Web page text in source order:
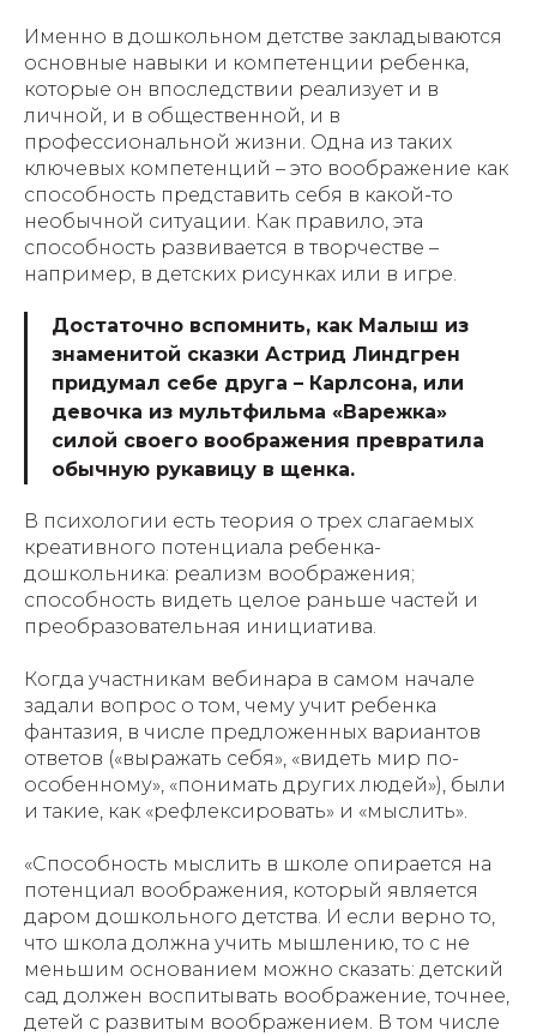
Именно в дошкольном детстве закладываются
основные навыки и компетенции ребенка,
которые он впоследствии реализует и в
личной, и в общественной, и в
профессиональной жизни. Одна из таких
ключевых компетенций – это воображение как
способность представить себя в какой-то
необычной ситуации. Как правило, эта
способность развивается в творчестве –
например, в детских рисунках или в игре.
Достаточно вспомнить, как Малыш из
знаменитой сказки Астрид Линдгрен
придумал себе друга – Карлсона, или
девочка из мультфильма «Варежка»
силой своего воображения превратила
обычную рукавицу в щенка.
В психологии есть теория о трех слагаемых
креативного потенциала ребенка-
дошкольника: реализм воображения;
способность видеть целое раньше частей и
преобразовательная инициатива.
Когда участникам вебинара в самом начале
задали вопрос о том, чему учит ребенка
фантазия, в числе предложенных вариантов
ответов («выражать себя», «видеть мир по-
особенному», «понимать других людей»), были
и такие, как «рефлексировать» и «мыслить».
«Способность мыслить в школе опирается на
потенциал воображения, который является
даром дошкольного детства. И если верно то,
что школа должна учить мышлению, то с не
меньшим основанием можно сказать: детский
сад должен воспитывать воображение, точнее,
детей с развитым воображением. В том числе